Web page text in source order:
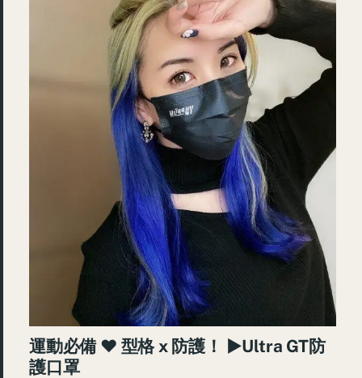
運動必備 ♥ 型格 x 防護！ ►Ultra GT防
護口罩